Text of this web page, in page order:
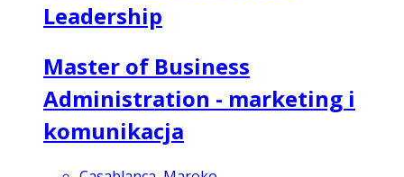
Leadership
Master of Business
Administration - marketing i
komunikacja